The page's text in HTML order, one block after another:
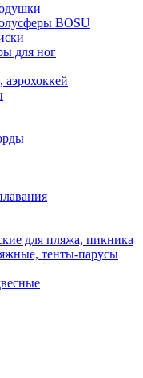
BOSU
для ног
для пляжа, пикника
тенты-парусы